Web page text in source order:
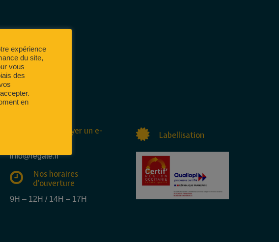
Nous envoyer un e-
info@regate.fr
Nos horaires
d'ouverture
9H – 12H / 14H – 17H
Labellisation
expérience
du site,
vous
des
en